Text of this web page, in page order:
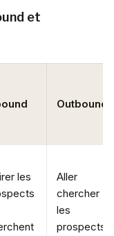
et
Outbound
les
Aller
chercher
les
prospects